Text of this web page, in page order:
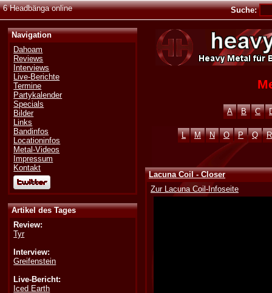
6 Headbänga online Suche:
Navigation
Dahoam
Reviews
Interviews
Live-Berichte
Termine
Partykalender
Specials
Bilder
Links
Bandinfos
Locationinfos
Metal-Videos
Impressum
Kontakt
Artikel des Tages
Review:
Tyr
Interview:
Greifenstein
Live-Bericht:
Iced Earth
A B C
L M N O P Q R
Lacuna Coil - Closer
Zur Lacuna Coil-Infoseite